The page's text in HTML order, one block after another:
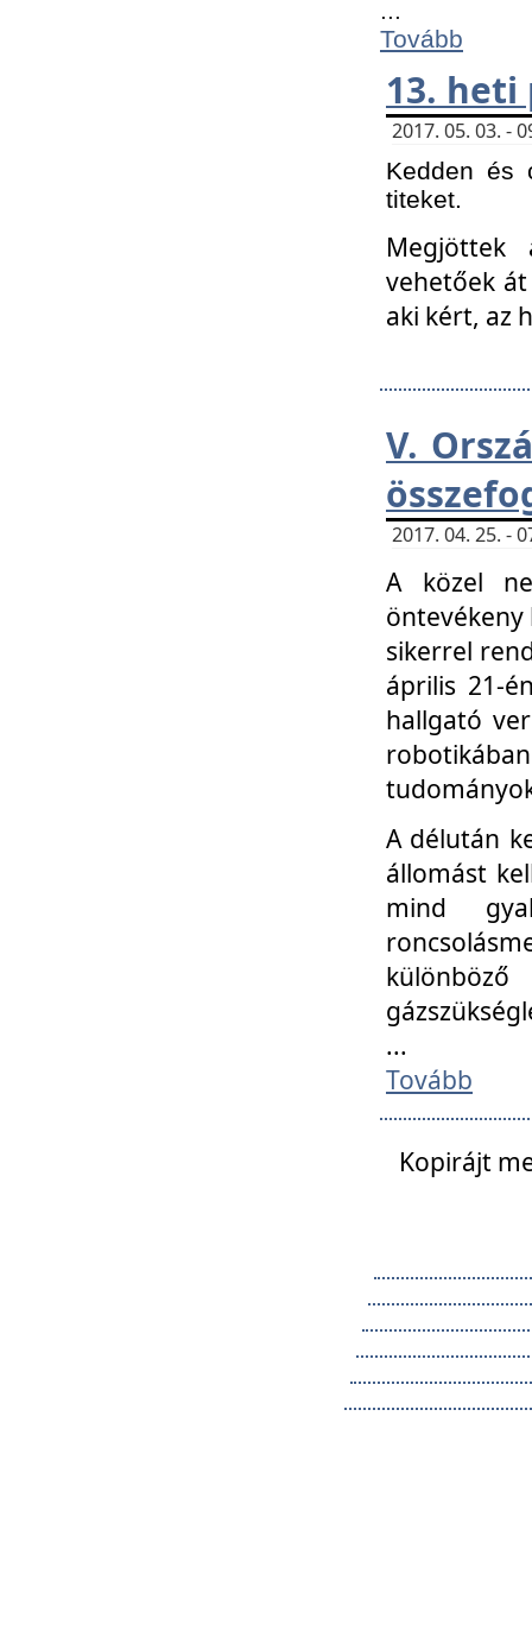
Tovább
13.
2017. 05. 03. -
Kedden és
titeket.
Megjöttek
vehetőek
aki kért, az
V.
2017. 04. 25. -
A közel
öntevékeny
sikerrel
április 21-
hallgató
A délután
állomást
mind
...
Tovább
Kopirájt